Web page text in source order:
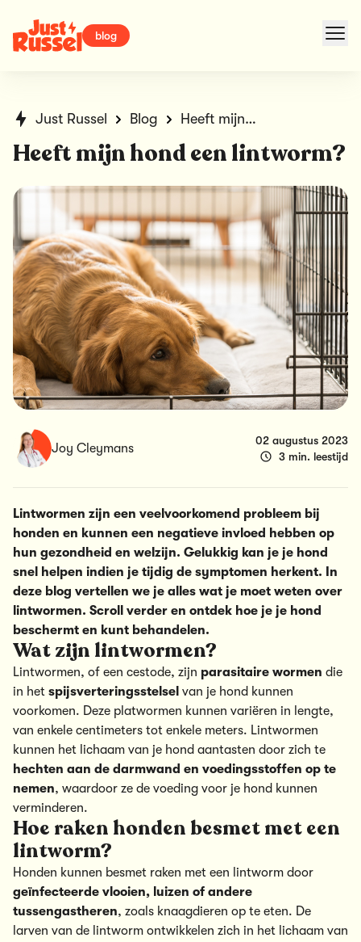
blog
Just Russel Blog Heeft mijn hond een lintworm?
Heeft mijn hond een lintworm?
Joy Cleymans
02 augustus 2023
3 min. leestijd
Lintwormen zijn een veelvoorkomend probleem bij
honden en kunnen een negatieve invloed hebben op
hun gezondheid en welzijn. Gelukkig kan je je hond
snel helpen indien je tijdig de symptomen herkent. In
deze blog vertellen we je alles wat je moet weten over
lintwormen. Scroll verder en ontdek hoe je je hond
beschermt en kunt behandelen.
Wat zijn lintwormen?
Lintwormen, of een cestode, zijn parasitaire wormen die
in het spijsverteringsstelsel van je hond kunnen
voorkomen. Deze platwormen kunnen variëren in lengte,
van enkele centimeters tot enkele meters. Lintwormen
kunnen het lichaam van je hond aantasten door zich te
hechten aan de darmwand en voedingsstoffen op te
nemen, waardoor ze de voeding voor je hond kunnen
verminderen.
Hoe raken honden besmet met een
lintworm?
Honden kunnen besmet raken met een lintworm door
geïnfecteerde vlooien, luizen of andere
tussengastheren, zoals knaagdieren op te eten. De
larven van de lintworm ontwikkelen zich in het lichaam van